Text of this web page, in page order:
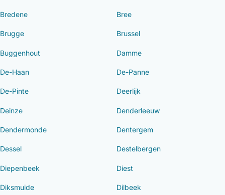
Bredene Bree
Brugge Brussel
Buggenhout Damme
De-Haan De-Panne
De-Pinte Deerlijk
Deinze Denderleeuw
Dendermonde Dentergem
Dessel Destelbergen
Diepenbeek Diest
Diksmuide Dilbeek